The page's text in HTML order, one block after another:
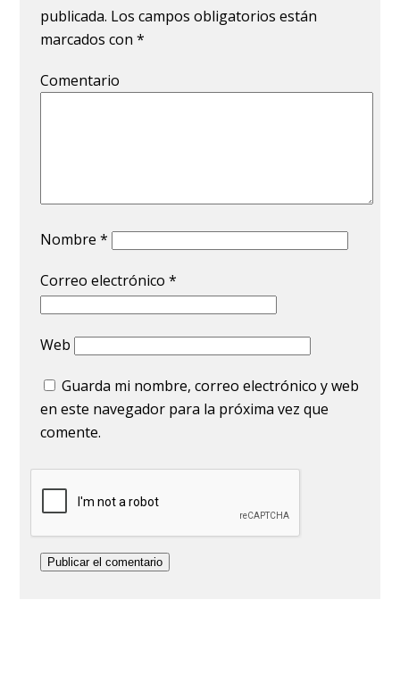
publicada. Los campos obligatorios están
marcados con*
Comentario
Nombre*
Correo electrónico*
Web
Guarda mi nombre, correo electrónico y web
en este navegador para la próxima vez que
comente.